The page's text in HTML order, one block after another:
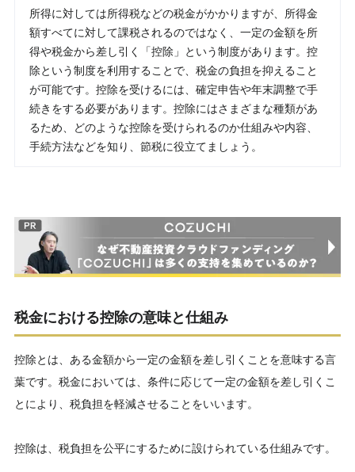
所得に対しては所得税などの税金がかかりますが、所得金
額すべてに対して課税されるのではなく、一定の金額を所
得や税金から差し引く「控除」という制度があります。控
除という制度を利用することで、税金の負担を抑えること
が可能です。控除を受けるには、確定申告や年末調整で手
続きをする必要があります。控除にはさまざまな種類があ
るため、どのような控除を受けられるのか仕組みや内容、
手続方法などを知り、節税に役立てましょう。
税金における控除の意味と仕組み
控除とは、ある金額から一定の金額を差し引くことを意味する言
葉です。税金においては、条件に応じて一定の金額を差し引くこ
とにより、税負担を軽減させることをいいます。
控除は、税負担を公平にするために設けられている仕組みです。